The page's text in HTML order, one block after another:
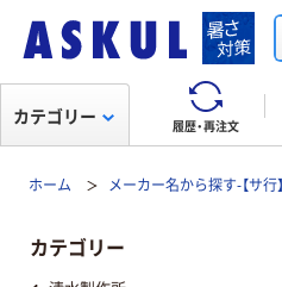
履歴・再注文
カテゴリー
ホーム メーカー名から探す-【サ行】
カテゴリー